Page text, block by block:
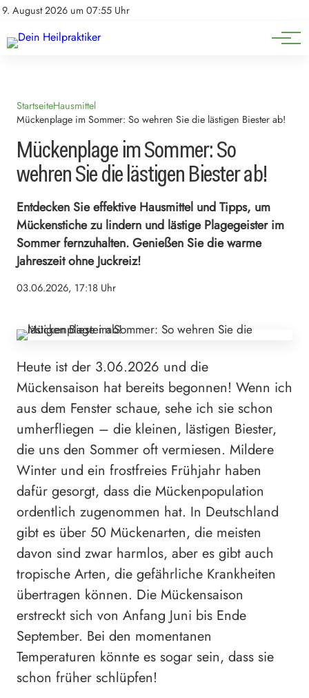
9. August 2026 um 07:55 Uhr
Impressum
Natürliche Medizin
Heilpflanzen & Kräuterkunde
StartseiteHausmittel
Mückenplage im Sommer: So wehren Sie die lästigen Biester ab!
Mückenplage im Sommer: So
wehren Sie die lästigen Biester ab!
Entdecken Sie effektive Hausmittel und Tipps, um
Mückenstiche zu lindern und lästige Plagegeister im
Sommer fernzuhalten. Genießen Sie die warme
Jahreszeit ohne Juckreiz!
03.06.2026, 17:18 Uhr
Heute ist der 3.06.2026 und die
Mückensaison hat bereits begonnen! Wenn ich
aus dem Fenster schaue, sehe ich sie schon
umherfliegen – die kleinen, lästigen Biester,
die uns den Sommer oft vermiesen. Mildere
Winter und ein frostfreies Frühjahr haben
dafür gesorgt, dass die Mückenpopulation
ordentlich zugenommen hat. In Deutschland
gibt es über 50 Mückenarten, die meisten
davon sind zwar harmlos, aber es gibt auch
tropische Arten, die gefährliche Krankheiten
übertragen können. Die Mückensaison
erstreckt sich von Anfang Juni bis Ende
September. Bei den momentanen
Temperaturen könnte es sogar sein, dass sie
schon früher schlüpfen!